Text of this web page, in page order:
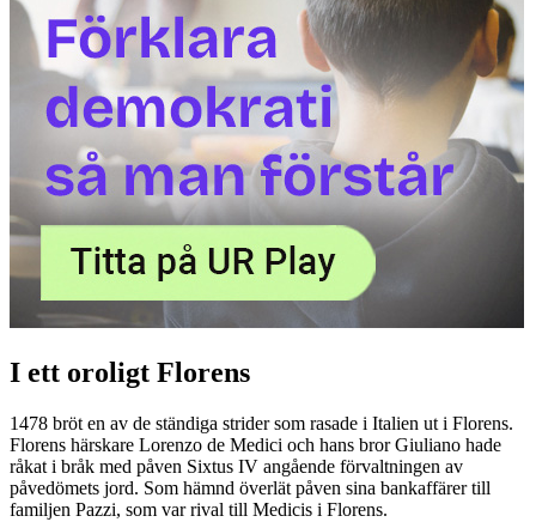
I ett oroligt Florens
1478 bröt en av de ständiga strider som rasade i Italien ut i Florens.
Florens härskare Lorenzo de Medici och hans bror Giuliano hade
råkat i bråk med påven Sixtus IV angående förvaltningen av
påvedömets jord. Som hämnd överlät påven sina bankaffärer till
familjen Pazzi, som var rival till Medicis i Florens.